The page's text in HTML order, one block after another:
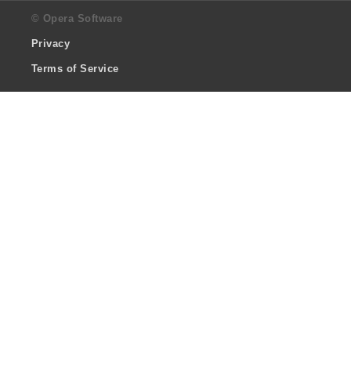
© Opera Software
Privacy
Terms of Service